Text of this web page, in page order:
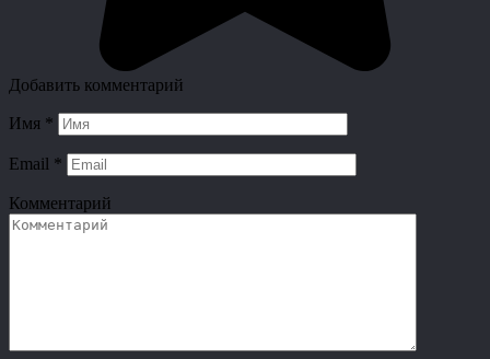
Добавить комментарий
Имя *
Email *
Комментарий